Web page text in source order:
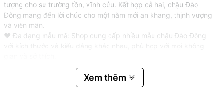
tượng cho sự trường tồn, vĩnh cửu. Kết hợp cả hai, chậu Đào
Đông mang đến lời chúc cho một năm mới an khang, thịnh vượng
và viên mãn.
❤️ Đa dạng mẫu mã: Shop cung cấp nhiều mẫu chậu Đào Đông
❤️ Chất liệu cao cấp: Chậu được làm từ chất liệu cao cấp, bền
đẹp theo thời gian. Hoa và phụ kiện được lựa chọn kỹ lưỡng, đảm
bảo độ tinh tế và sang trọng.
Xem thêm